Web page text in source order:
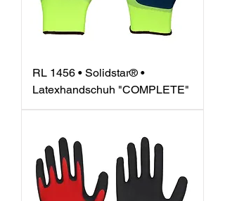
RL 1456 • Solidstar® •
Latexhandschuh "COMPLETE"